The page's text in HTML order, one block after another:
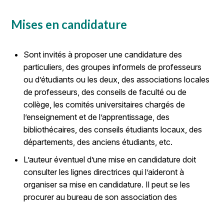
Mises en candidature
Sont invités à proposer une candidature des
particuliers, des groupes informels de professeurs
ou d’étudiants ou les deux, des associations locales
de professeurs, des conseils de faculté ou de
collège, les comités universitaires chargés de
l’enseignement et de l’apprentissage, des
bibliothécaires, des conseils étudiants locaux, des
départements, des anciens étudiants, etc.
L’auteur éventuel d’une mise en candidature doit
consulter les lignes directrices qui l’aideront à
organiser sa mise en candidature. Il peut se les
procurer au bureau de son association des